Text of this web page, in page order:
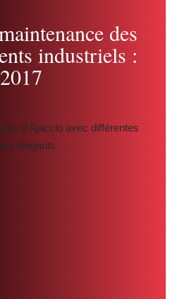
des
industriels :